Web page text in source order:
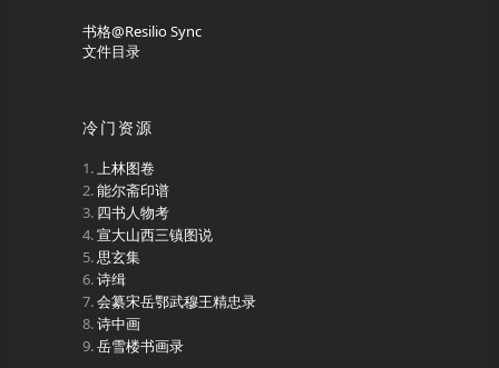
书格@Resilio Sync
文件目录
冷门资源
上林图卷
能尔斋印谱
四书人物考
宣大山西三镇图说
思玄集
诗缉
会纂宋岳鄂武穆王精忠录
诗中画
岳雪楼书画录